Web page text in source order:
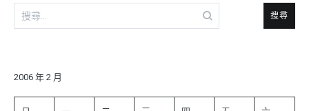
搜
尋
字:
2006 年 2 月